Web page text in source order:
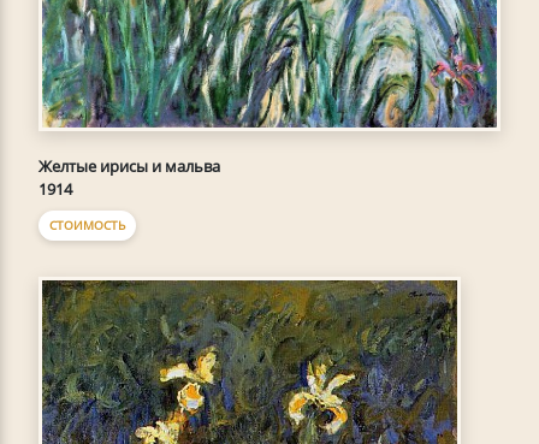
Желтые ирисы и мальва
1914
СТОИМОСТЬ